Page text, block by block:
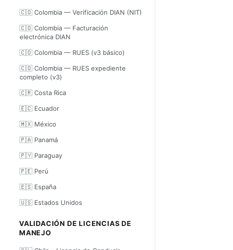
🇨🇴 Colombia — Verificación DIAN (NIT)
🇨🇴 Colombia — Facturación
electrónica DIAN
🇨🇴 Colombia — RUES (v3 básico)
🇨🇴 Colombia — RUES expediente
completo (v3)
🇨🇷 Costa Rica
🇪🇨 Ecuador
🇲🇽 México
🇵🇦 Panamá
🇵🇾 Paraguay
🇵🇪 Perú
🇪🇸 España
🇺🇸 Estados Unidos
VALIDACIÓN DE LICENCIAS DE
MANEJO